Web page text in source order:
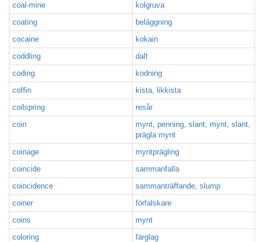
coal-mine
kolgruva
coating
beläggning
cocaine
kokain
coddling
dalt
coding
kodning
coffin
kista, likkista
coilspring
resår
coin
mynt, penning, slant, mynt, slant,
prägla mynt
coinage
myntprägling
coincide
sammanfalla
coincidence
sammanträffande, slump
coiner
förfalskare
coins
mynt
coloring
färglag